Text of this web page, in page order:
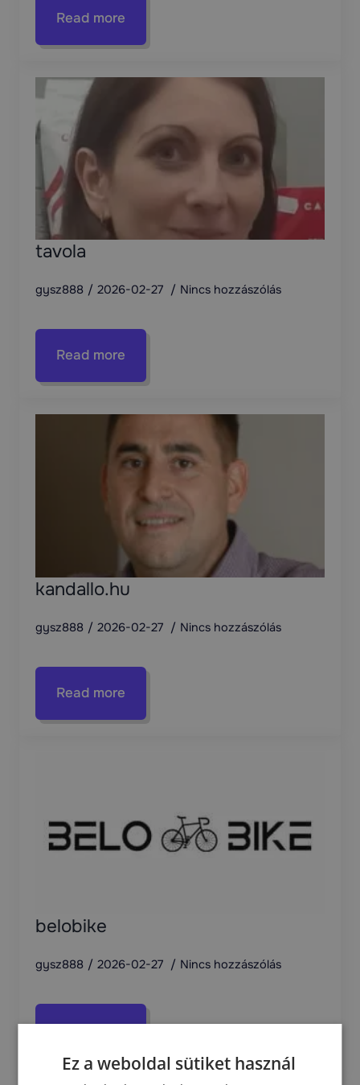
Read more
tavola
gysz888 2026-02-27 Nincs hozzászólás
Read more
kandallo.hu
gysz888 2026-02-27 Nincs hozzászólás
Read more
belobike
gysz888 2026-02-27 Nincs hozzászólás
Ez a weboldal sütiket használ